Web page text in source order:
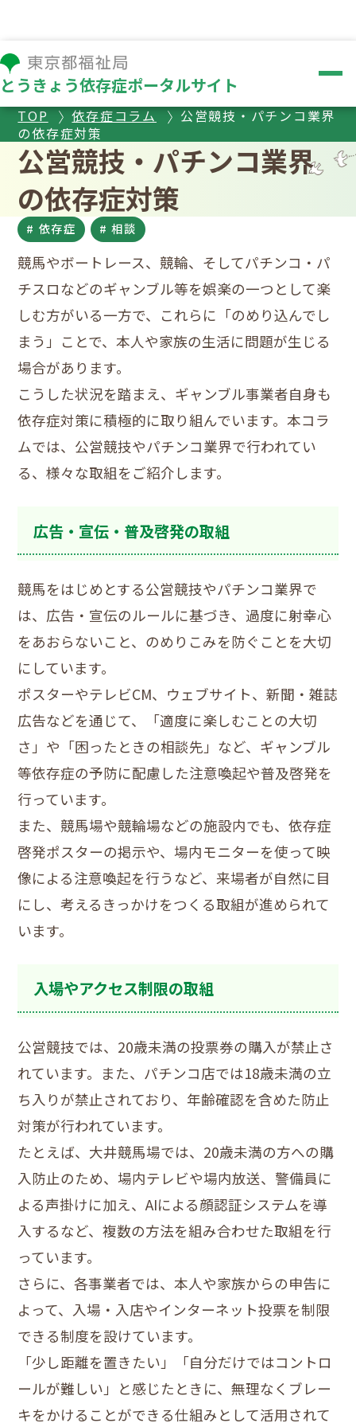
とうきょう依存症ポータルサイト
TOP 依存症コラム
公営競技・パチンコ業界
の依存症対策
公営競技・パチンコ業界
の依存症対策
# 依存症 # 相談
競馬やボートレース、競輪、そしてパチンコ・パ
チスロなどのギャンブル等を娯楽の一つとして楽
しむ方がいる一方で、これらに「のめり込んでし
まう」ことで、本人や家族の生活に問題が生じる
場合があります。
こうした状況を踏まえ、ギャンブル事業者自身も
依存症対策に積極的に取り組んでいます。本コラ
ムでは、公営競技やパチンコ業界で行われてい
る、様々な取組をご紹介します。
広告・宣伝・普及啓発の取組
競馬をはじめとする公営競技やパチンコ業界で
は、広告・宣伝のルールに基づき、過度に射幸心
をあおらないこと、のめりこみを防ぐことを大切
にしています。
ポスターやテレビCM、ウェブサイト、新聞・雑誌
広告などを通じて、「適度に楽しむことの大切
さ」や「困ったときの相談先」など、ギャンブル
等依存症の予防に配慮した注意喚起や普及啓発を
行っています。
また、競馬場や競輪場などの施設内でも、依存症
啓発ポスターの掲示や、場内モニターを使って映
像による注意喚起を行うなど、来場者が自然に目
にし、考えるきっかけをつくる取組が進められて
います。
入場やアクセス制限の取組
公営競技では、20歳未満の投票券の購入が禁止さ
れています。また、パチンコ店では18歳未満の立
ち入りが禁止されており、年齢確認を含めた防止
対策が行われています。
たとえば、大井競馬場では、20歳未満の方への購
入防止のため、場内テレビや場内放送、警備員に
よる声掛けに加え、AIによる顔認証システムを導
入するなど、複数の方法を組み合わせた取組を行
っています。
さらに、各事業者では、本人や家族からの申告に
よって、入場・入店やインターネット投票を制限
できる制度を設けています。
「少し距離を置きたい」「自分だけではコントロ
ールが難しい」と感じたときに、無理なくブレー
キをかけることができる仕組みとして活用されて